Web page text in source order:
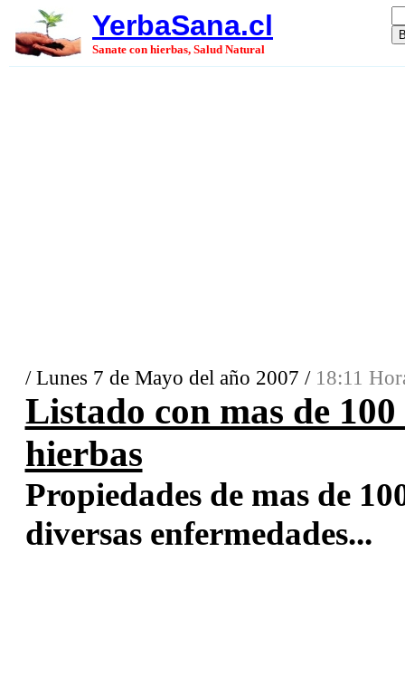
YerbaSana.cl
Sanate con hierbas, Salud Natural
/ Lunes 7 de Mayo del año 2007 / 18:11
Listado con mas de
hierbas
Propiedades de mas de
diversas enfermedades...